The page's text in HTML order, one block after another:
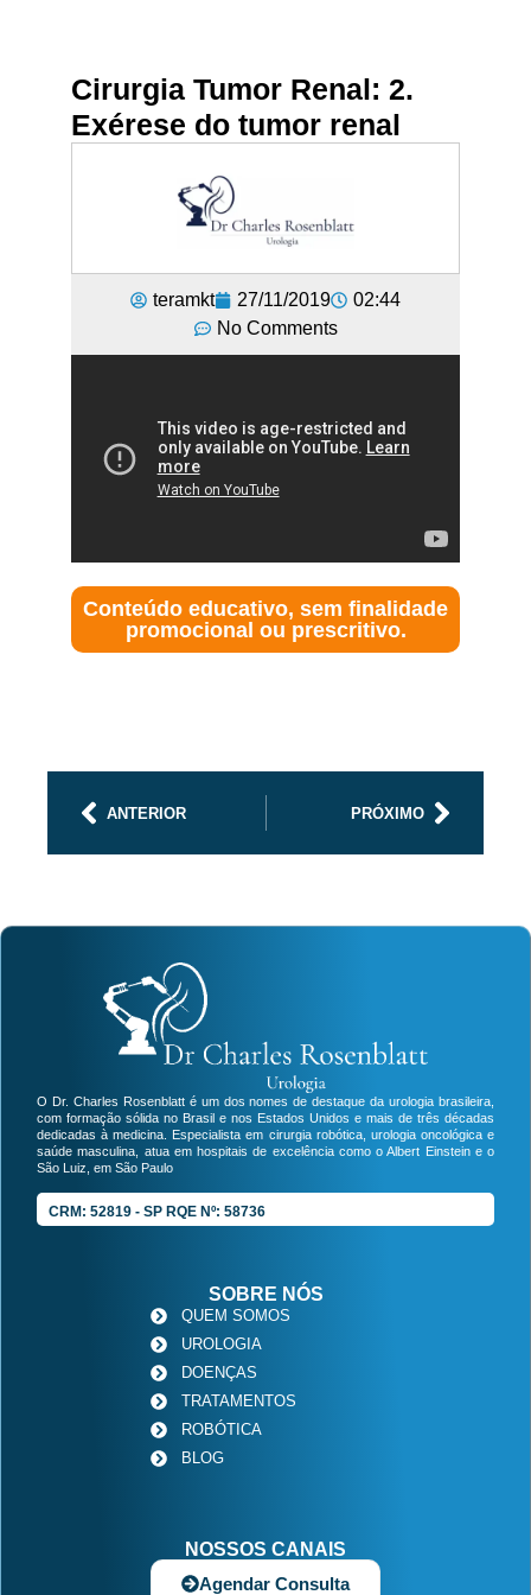
Cirurgia Tumor Renal: 2.
Exérese do tumor renal
teramkt 27/11/2019
02:44
No Comments
Conteúdo educativo, sem finalidade
promocional ou prescritivo.
ANTERIOR PRÓXIMO
O Dr. Charles Rosenblatt é um dos nomes de destaque da urologia brasileira,
com formação sólida no Brasil e nos Estados Unidos e mais de três décadas
dedicadas à medicina. Especialista em cirurgia robótica, urologia oncológica e
saúde masculina, atua em hospitais de excelência como o Albert Einstein e o
São Luiz, em São Paulo
CRM: 52819 - SP RQE Nº: 58736
SOBRE NÓS
QUEM SOMOS
UROLOGIA
DOENÇAS
TRATAMENTOS
ROBÓTICA
BLOG
NOSSOS CANAIS
Agendar Consulta